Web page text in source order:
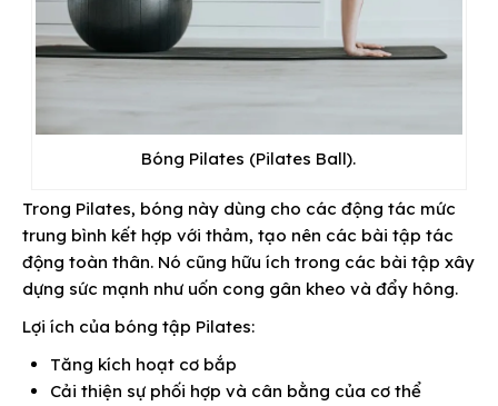
Bóng Pilates (Pilates Ball).
Trong Pilates, bóng này dùng cho các động tác mức
trung bình kết hợp với thảm, tạo nên các bài tập tác
động toàn thân. Nó cũng hữu ích trong các bài tập xây
dựng sức mạnh như uốn cong gân kheo và đẩy hông.
Lợi ích của bóng tập Pilates:
Tăng kích hoạt cơ bắp
Cải thiện sự phối hợp và cân bằng của cơ thể